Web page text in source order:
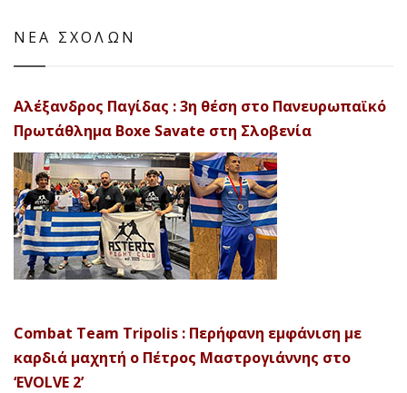
ΝΕΑ ΣΧΟΛΩΝ
Αλέξανδρος Παγίδας : 3η θέση στο Πανευρωπαϊκό
Πρωτάθλημα Boxe Savate στη Σλοβενία
Combat Team Tripolis : Περήφανη εμφάνιση με
καρδιά μαχητή ο Πέτρος Μαστρογιάννης στο
‘EVOLVE 2’